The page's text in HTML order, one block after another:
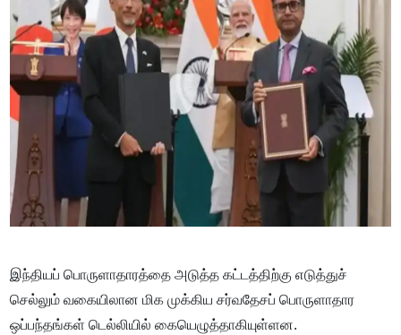
இந்தியப் பொருளாதாரத்தை அடுத்த கட்டத்திற்கு எடுத்துச்
செல்லும் வகையிலான மிக முக்கிய சர்வதேசப் பொருளாதார
ஒப்பந்தங்கள் டெல்லியில் கையெழுத்தாகியுள்ளன.